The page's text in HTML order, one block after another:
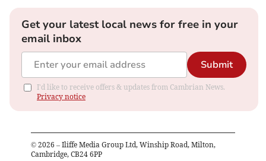
Get your latest local news for free in your
email inbox
Submit
I'd like to receive offers & updates from Cambrian News.
Privacy notice
© 2026 – Iliffe Media Group Ltd, Winship Road, Milton,
Cambridge, CB24 6PP